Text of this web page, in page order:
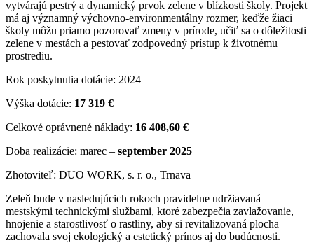
vytvárajú pestrý a dynamický prvok zelene v blízkosti školy. Projekt
má aj významný výchovno-environmentálny rozmer, keďže žiaci
školy môžu priamo pozorovať zmeny v prírode, učiť sa o dôležitosti
zelene v mestách a pestovať zodpovedný prístup k životnému
prostrediu.
Rok poskytnutia dotácie: 2024
Výška dotácie: 17 319 €
Celkové oprávnené náklady: 16 408,60 €
Doba realizácie: marec – september 2025
Zhotoviteľ: DUO WORK, s. r. o., Trnava
Zeleň bude v nasledujúcich rokoch pravidelne udržiavaná
mestskými technickými službami, ktoré zabezpečia zavlažovanie,
hnojenie a starostlivosť o rastliny, aby si revitalizovaná plocha
zachovala svoj ekologický a estetický prínos aj do budúcnosti.